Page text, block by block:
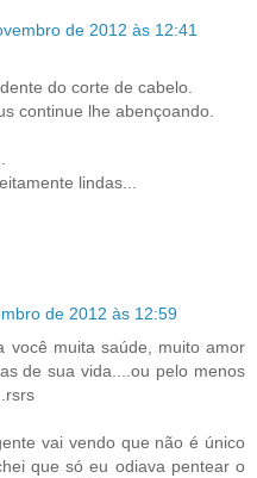
de 2012 às 12:41
do corte de cabelo.
continue lhe abençoando.
lindas...
de 2012 às 12:59
você muita saúde, muito amor
de sua vida....ou pelo menos
vai vendo que não é único
que só eu odiava pentear o